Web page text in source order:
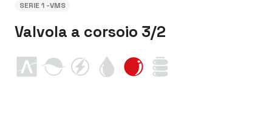
SERIE 1 -VMS
Valvola a corsoio 3/2